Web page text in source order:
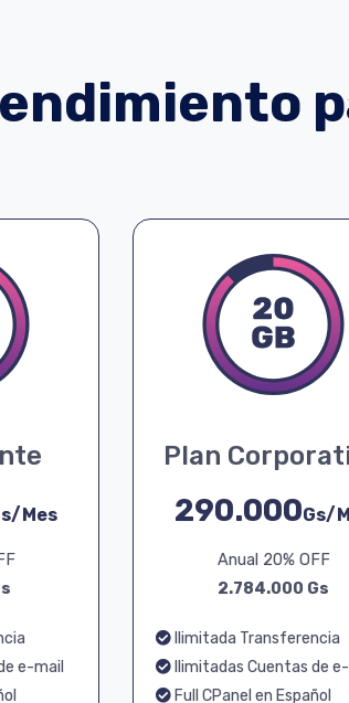
Mes
e-mail
Plan
290.000Gs/
Anual 20% OFF
2.784.000 Gs
Ilimitada Transferencia
Ilimitadas Cuentas de
Full CPanel en Español